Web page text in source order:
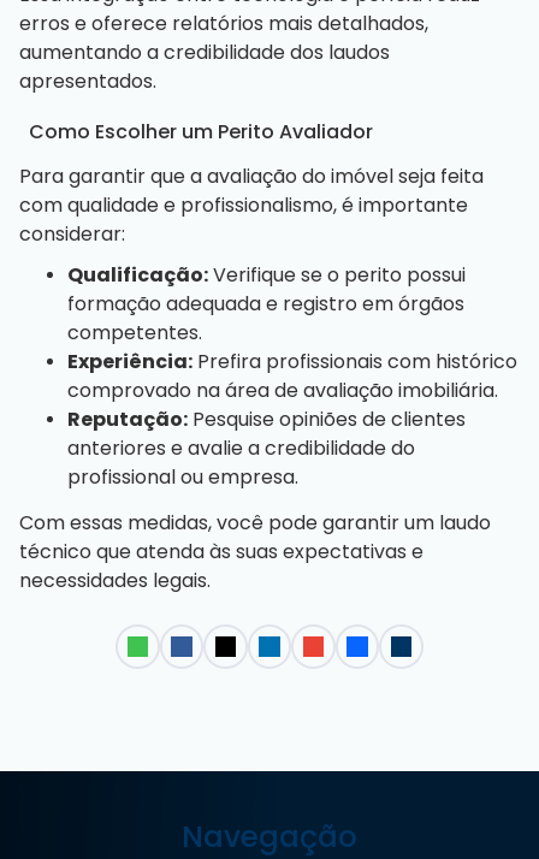
erros e oferece relatórios mais detalhados,
aumentando a credibilidade dos laudos
apresentados.
Como Escolher um Perito Avaliador
Para garantir que a avaliação do imóvel seja feita
com qualidade e profissionalismo, é importante
considerar:
Qualificação:Verifique se o perito possui
formação adequada e registro em órgãos
competentes.
Experiência: Prefira profissionais com histórico
comprovado na área de avaliação imobiliária.
Reputação: Pesquise opiniões de clientes
anteriores e avalie a credibilidade do
profissional ou empresa.
Com essas medidas, você pode garantir um laudo
técnico que atenda às suas expectativas e
necessidades legais.
Navegação